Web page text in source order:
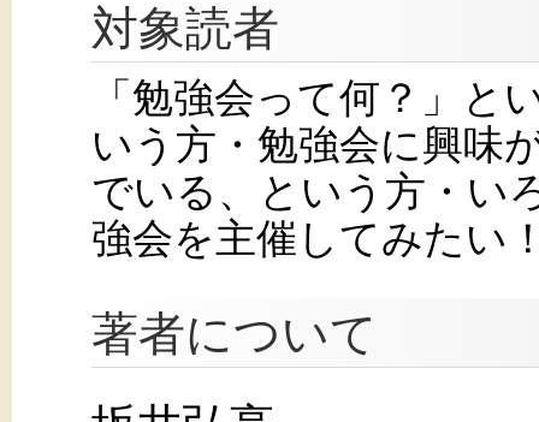
対象読者
「勉強会って何？」と
いう方・勉強会に興味
でいる、という方・い
強会を主催してみたい
著者について